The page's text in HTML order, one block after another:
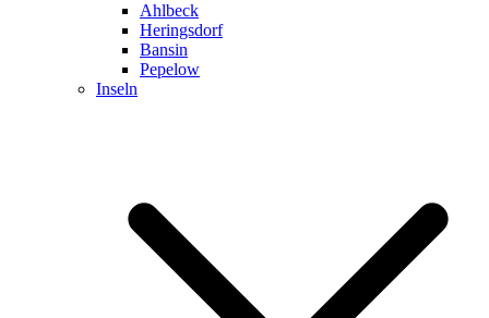
Ahlbeck
Heringsdorf
Bansin
Pepelow
Inseln